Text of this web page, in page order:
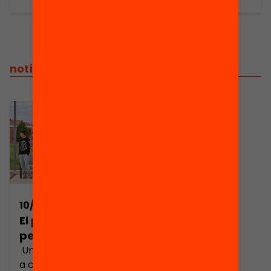
notícies relacionades
10/03/2020
El problema de
perdre’s classe
Un alumne que falta
a classe té moltes